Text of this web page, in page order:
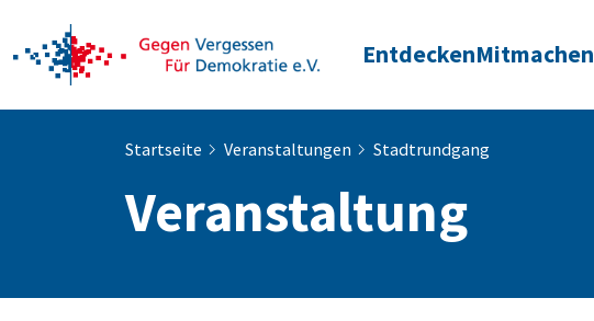
EntdeckenMitmachen
Startseite Veranstaltungen Stadtrundgang
Veranstaltung